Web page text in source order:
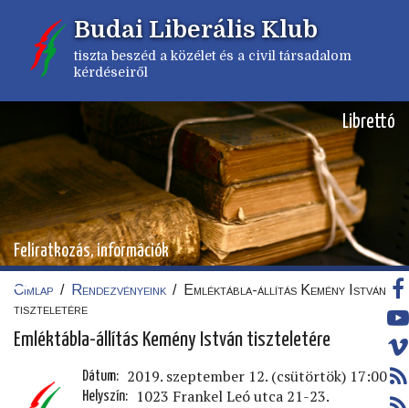
tartalomra
Budai Liberális Klub
tiszta beszéd a közélet és a civil társadalom
kérdéseiről
Librettó
Feliratkozás, információk
Címlap / Rendezvényeink /
Emléktábla-állítás Kemény István
tiszteletére
Emléktábla-állítás Kemény István tiszteletére
Dátum 2019. szeptember 12. (csütörtök) 17:00
Helyszín 1023 Frankel Leó utca 21-23.